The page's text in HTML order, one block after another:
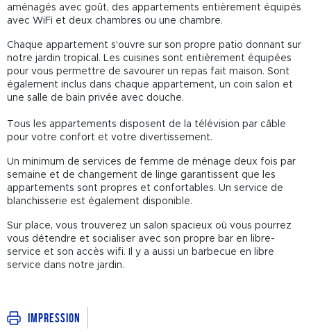
aménagés avec goût, des appartements entièrement équipés
avec WiFi et deux chambres ou une chambre.
Chaque appartement s'ouvre sur son propre patio donnant sur
notre jardin tropical. Les cuisines sont entièrement équipées
pour vous permettre de savourer un repas fait maison. Sont
également inclus dans chaque appartement, un coin salon et
une salle de bain privée avec douche.
Tous les appartements disposent de la télévision par câble
pour votre confort et votre divertissement.
Un minimum de services de femme de ménage deux fois par
semaine et de changement de linge garantissent que les
appartements sont propres et confortables. Un service de
blanchisserie est également disponible.
Sur place, vous trouverez un salon spacieux où vous pourrez
vous détendre et socialiser avec son propre bar en libre-
service et son accès wifi. Il y a aussi un barbecue en libre
service dans notre jardin.
Impression